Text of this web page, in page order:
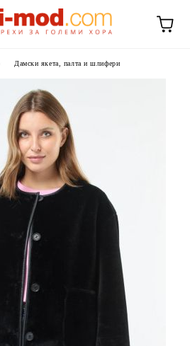
Дамски якета, палта и шлифери